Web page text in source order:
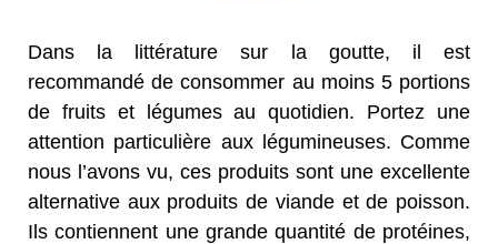
Dans la littérature sur la goutte, il est
recommandé de consommer au moins 5 portions
de fruits et légumes au quotidien. Portez une
attention particulière aux légumineuses. Comme
nous l’avons vu, ces produits sont une excellente
alternative aux produits de viande et de poisson.
Ils contiennent une grande quantité de protéines,